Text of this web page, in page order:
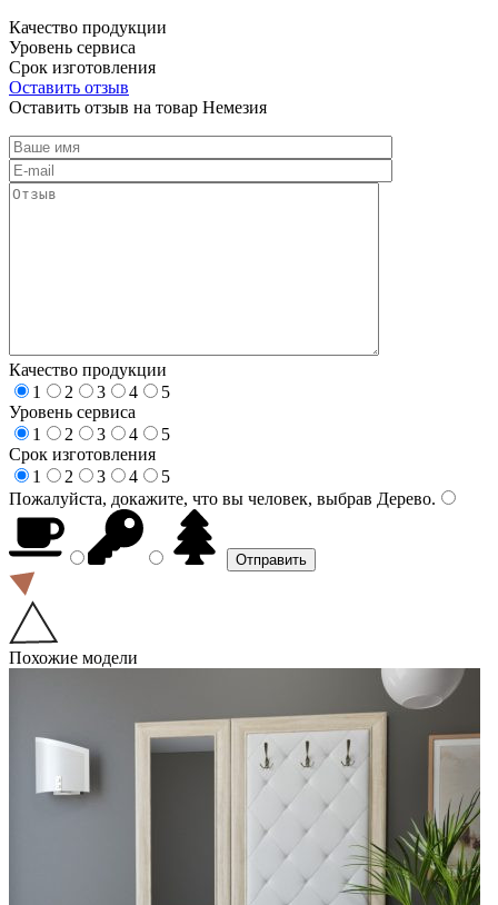
Качество продукции
Уровень сервиса
Срок изготовления
Оставить отзыв
Оставить отзыв на товар Немезия
Качество продукции
1
2 3 4
5
Уровень сервиса
1
2 3 4
5
Срок изготовления
1
2 3 4
5
Пожалуйста, докажите, что вы человек, выбрав Дерево.
Похожие модели